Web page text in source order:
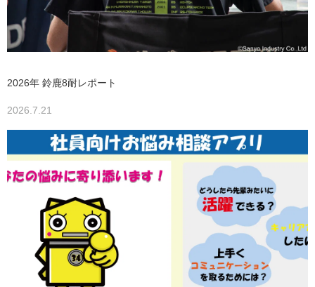
2026年 鈴鹿8耐レポート
2026.7.21